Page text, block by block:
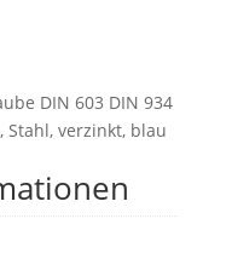
DIN 603 DIN 934
Stahl, verzinkt, blau